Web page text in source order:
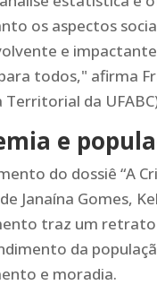
os aspectos
e
todos," afirma
da
e
do dossiê “A
Janaína Gomes,
traz um
da
e moradia.